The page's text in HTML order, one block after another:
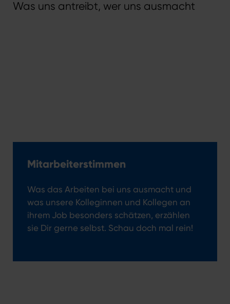
Was uns antreibt, wer uns ausmacht
Mitarbeiterstimmen
Was das Arbeiten bei uns ausmacht und
was unsere Kolleginnen und Kollegen an
ihrem Job besonders schätzen, erzählen
sie Dir gerne selbst. Schau doch mal rein!